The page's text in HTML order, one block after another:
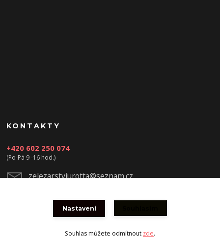
KONTAKTY
+420 602 250 074
(Po-Pá 9 -16 hod.)
zelezarstviurotta@seznam.cz
Vytvořeno na Eshop-rychle.cz
Nastavení
Souhlas můžete odmítnout zde.